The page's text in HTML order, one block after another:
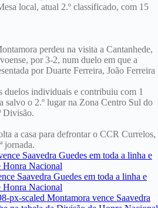
local, atual 2.º classificado, com 15
perdeu na visita a Cantanhede,
por 3-2, num duelo em que a
por Duarte Ferreira, João Ferreira
duelos individuais e contribuiu com 1
salvo o 2.º lugar na Zona Centro Sul do
Divisão.
a casa para defrontar o CCR Currelos,
jornada.